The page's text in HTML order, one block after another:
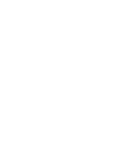
論壇」，推動環境